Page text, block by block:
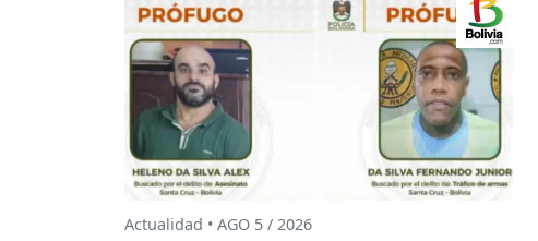
Actualidad • AGO 5 / 2026